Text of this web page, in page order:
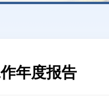
年度报告